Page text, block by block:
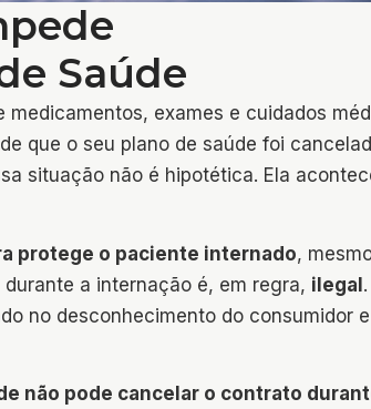
Saúde
exames e cuidados
que o seu plano de saúde foi
situação não é hipotética. Ela
protege o paciente internado,
a internação é, em regra, ilegal.
no desconhecimento do consumidor
não pode cancelar o contrato